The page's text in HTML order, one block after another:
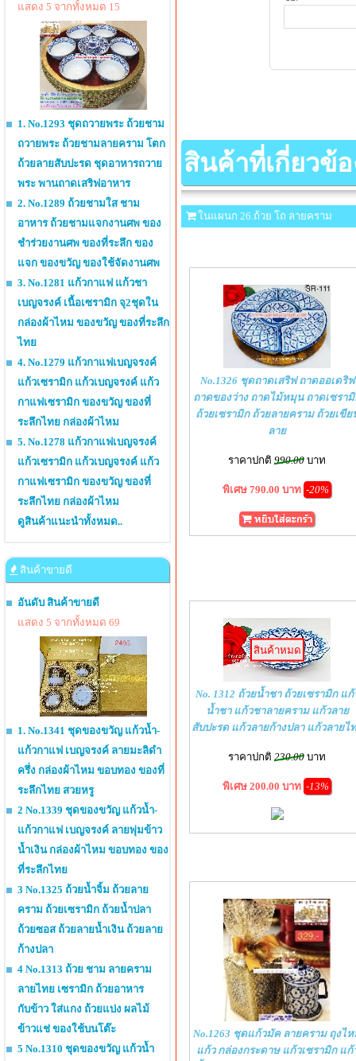
แสดง 5 จากทั้งหมด 15
1. No.1293 ชุดถวายพระ ถ้วยชาม
ถวายพระ ถ้วยชามลายคราม โตก
ถ้วยลายสับปะรด ชุดอาหารถวาย
พระ พานถาดเสริฟอาหาร
2. No.1289 ถ้วยชามใส ชาม
อาหาร ถ้วยชามแจกงานศพ ของ
ชำร่วยงานศพ ของที่ระลึก ของ
แจก ของขวัญ ของใช้จัดงานศพ
3. No.1281 แก้วกาแฟ แก้วชา
เบญจรงค์ เนื้อเซรามิก จุ2ชุดใน
กล่องผ้าไหม ของขวัญ ของที่ระลึก
ไทย
4. No.1279 แก้วกาแฟเบญจรงค์
แก้วเซรามิก แก้วเบญจรงค์ แก้ว
กาแฟเซรามิก ของขวัญ ของที่
ระลึกไทย กล่องผ้าไหม
5. No.1278 แก้วกาแฟเบญจรงค์
แก้วเซรามิก แก้วเบญจรงค์ แก้ว
กาแฟเซรามิก ของขวัญ ของที่
ระลึกไทย กล่องผ้าไหม
ดูสินค้าแนะนำทั้งหมด..
สินค้าขายดี
อันดับ สินค้าขายดี
แสดง 5 จากทั้งหมด 69
1. No.1341 ชุดของขวัญ แก้วน้ำ-
แก้วกาแฟ เบญจรงค์ ลายมะลิดำ
ครึ่ง กล่องผ้าไหม ขอบทอง ของที่
ระลึกไทย สวยหรู
2 No.1339 ชุดของขวัญ แก้วน้ำ-
แก้วกาแฟ เบญจรงค์ ลายพุ่มข้าว
น้ำเงิน กล่องผ้าไหม ขอบทอง ของ
ที่ระลึกไทย
3 No.1325 ถ้วยน้ำจิ้ม ถ้วยลาย
คราม ถ้วยเซรามิก ถ้วยน้ำปลา
ถ้วยซอส ถ้วยลายน้ำเงิน ถ้วยลาย
ก้างปลา
4 No.1313 ถ้วย ชาม ลายคราม
ลายไทย เซรามิก ถ้วยอาหาร
กับข้าว ใส่แกง ถ้วยแบ่ง ผลไม้
ข้าวแช่ ของใช้บนโต๊ะ
5 No.1310 ชุดของขวัญ แก้วน้ำ
สินค้าที่เกี่ยวข้อ
ในแผนก 26.ถ้วย โถ ลายคราม
No.1326 ชุดถาดเสริฟ ถาดออเดริฟ
ถาดของว่าง ถาดไม้หมุน ถาดเซรา
ถ้วยเซรามิก ถ้วยลายคราม ถ้วยเขีย
ลาย
ราคาปกติ 990.00 บาท
พิเศษ 790.00 บาท -20%
สินค้าหมด
No. 1312 ถ้วยน้ำชา ถ้วยเซรามิก แก้
น้ำชา แก้วชาลายคราม แก้วลาย
สับปะรด แก้วลายก้างปลา แก้วลายไ
ราคาปกติ 230.00 บาท
พิเศษ 200.00 บาท -13%
No.1263 ชุดแก้วมัค ลายคราม ถุงไ
แก้ว กล่องกระดาษ แก้วเซรามิก แก้